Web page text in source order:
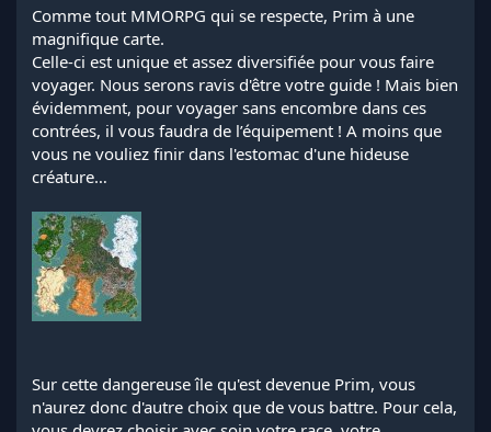
Comme tout MMORPG qui se respecte, Prim à une
magnifique carte.
Celle-ci est unique et assez diversifiée pour vous faire
voyager. Nous serons ravis d'être votre guide ! Mais bien
évidemment, pour voyager sans encombre dans ces
contrées, il vous faudra de l’équipement ! A moins que
vous ne vouliez finir dans l'estomac d'une hideuse
créature…
Sur cette dangereuse île qu'est devenue Prim, vous
n'aurez donc d'autre choix que de vous battre. Pour cela,